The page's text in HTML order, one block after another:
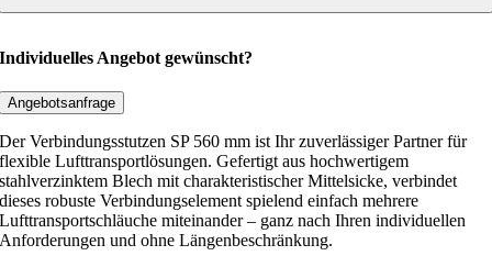
Individuelles Angebot gewünscht?
Angebotsanfrage
Der Verbindungsstutzen SP 560 mm ist Ihr zuverlässiger Partner für
flexible Lufttransportlösungen. Gefertigt aus hochwertigem
stahlverzinktem Blech mit charakteristischer Mittelsicke, verbindet
dieses robuste Verbindungselement spielend einfach mehrere
Lufttransportschläuche miteinander – ganz nach Ihren individuellen
Anforderungen und ohne Längenbeschränkung.